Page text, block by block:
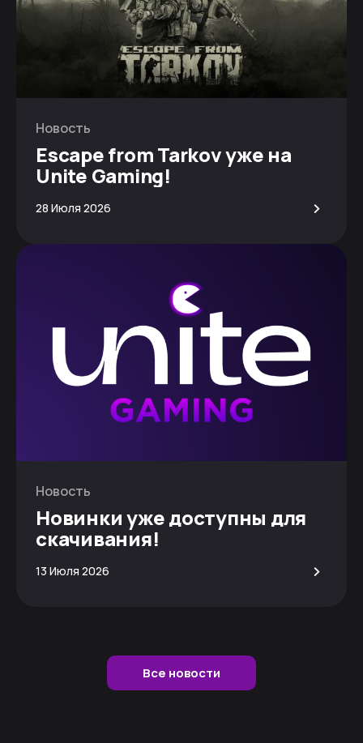
Новость
Escape from Tarkov уже на
Unite Gaming!
28 Июля 2026 >
Новость
Новинки уже доступны для
скачивания!
13 Июля 2026 >
Все новости